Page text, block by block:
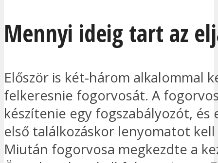
Mennyi ideig tart az
Először is két-három alkalommal
felkeresnie fogorvosát. A
készítenie egy fogszabályozót, és
első találkozáskor lenyomatot
Miután fogorvosa megkezdte a